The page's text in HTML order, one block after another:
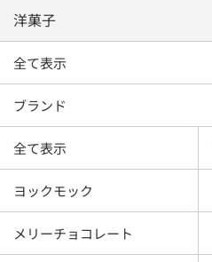
洋菓子
全て表示
ブランド
全て表示
ヨックモック
メリーチョコレート